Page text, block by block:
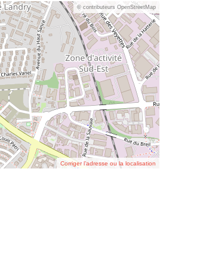
© contributeurs OpenStreetMap
Corriger l’adresse ou la localisation